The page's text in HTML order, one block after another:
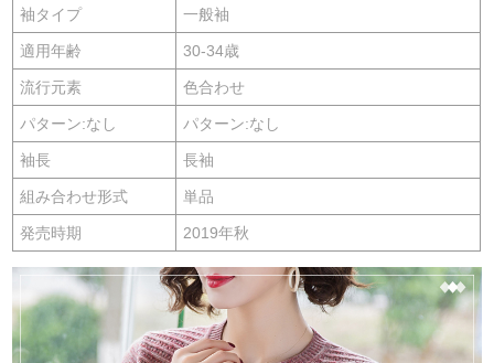
袖タイプ 一般袖
適用年齢 30-34歳
流行元素 色合わせ
パターン:なし パターン:なし
袖長 長袖
組み合わせ形式 単品
発売時期 2019年秋